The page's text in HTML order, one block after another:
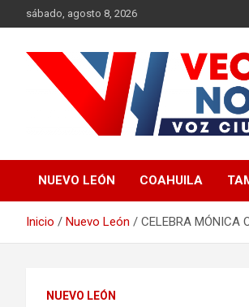
al
sábado, agosto 8, 2026
Vector Norte
NUEVO LEÓN COAHUILA
Inicio Nuevo León CELEBRA MÓNICA
NUEVO LEÓN